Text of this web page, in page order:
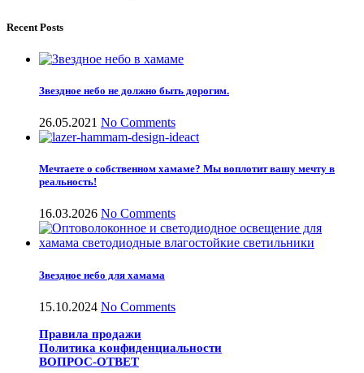
Recent Posts
Звездное небо не должно быть дорогим.
26.05.2021 No Comments
Мечтаете о собственном хамаме? Мы воплотит вашу мечту в
реальность!
16.03.2026 No Comments
Звездное небо для хамама
15.10.2024 No Comments
Правила продажи
Политика конфиденциальности
ВОПРОС-ОТВЕТ